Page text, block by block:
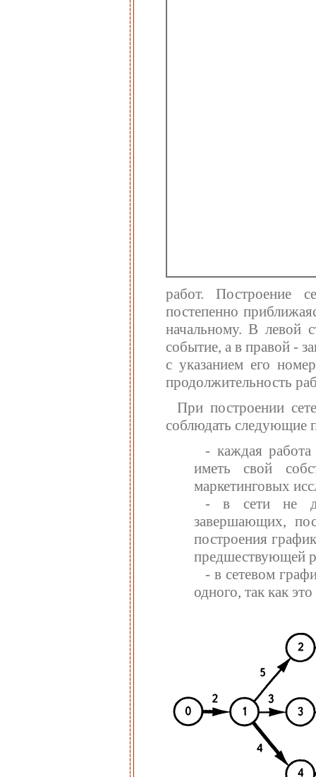
работ. Построение
постепенно
начальному. В левой
событие, а в правой -
с указанием его
продолжительность
При построении
соблюдать следующие
- каждая
иметь свой
маркетинговых
- в сети не
завершающих,
построения
предшествующей
- в сетевом
одного, так как